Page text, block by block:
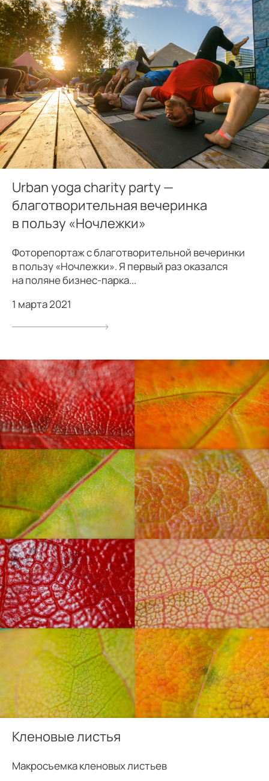
Urban yoga charity party —
благотворительная вечеринка
в пользу «Ночлежки»
Фоторепортаж с благотворительной вечеринки
в пользу «Ночлежки». Я первый раз оказался
на поляне бизнес-парка...
1 марта 2021
Кленовые листья
Макросъемка кленовых листьев